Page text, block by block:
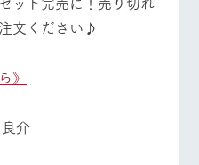
文ください♪
》
介